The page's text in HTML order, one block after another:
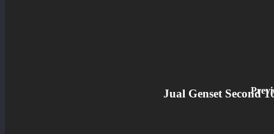
Jual Genset Second